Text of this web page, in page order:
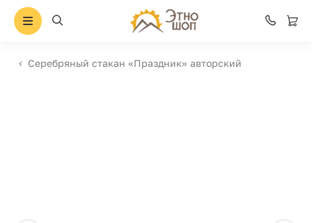
Серебряный стакан «Праздник» авторский